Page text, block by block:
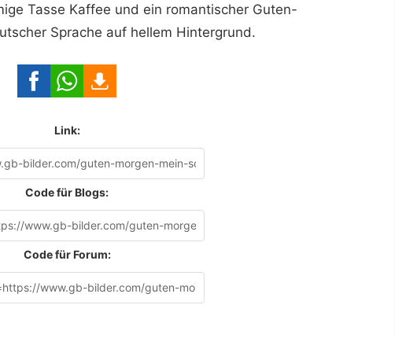
Tasse Kaffee und ein romantischer Guten-
Sprache auf hellem Hintergrund.
Link:
Code für Blogs:
Code für Forum: